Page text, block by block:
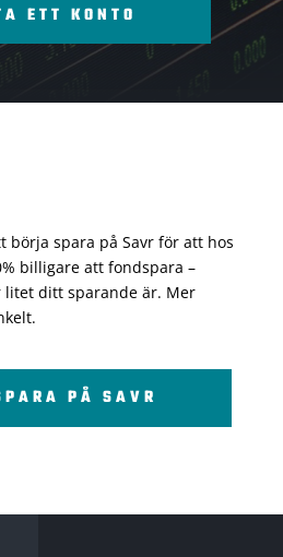
ETT KONTO
börja spara på Savr för att hos
billigare att fondspara –
ditt sparande är. Mer
PÅ SAVR